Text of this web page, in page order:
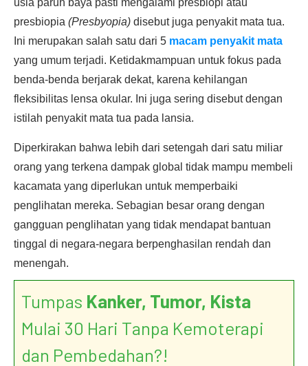
usia paruh baya pasti mengalami presbiopi atau
presbiopia (Presbyopia) disebut juga penyakit mata tua.
Ini merupakan salah satu dari 5 macam penyakit mata
yang umum terjadi. Ketidakmampuan untuk fokus pada
benda-benda berjarak dekat, karena kehilangan
fleksibilitas lensa okular. Ini juga sering disebut dengan
istilah penyakit mata tua pada lansia.
Diperkirakan bahwa lebih dari setengah dari satu miliar
orang yang terkena dampak global tidak mampu membeli
kacamata yang diperlukan untuk memperbaiki
penglihatan mereka. Sebagian besar orang dengan
gangguan penglihatan yang tidak mendapat bantuan
tinggal di negara-negara berpenghasilan rendah dan
menengah.
Tumpas Kanker, Tumor, Kista
Mulai 30 Hari Tanpa Kemoterapi
dan Pembedahan?!